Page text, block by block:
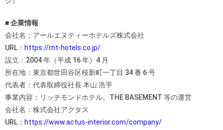
■ 企業情報
会社名：アールエヌティーホテルズ株式会社
URL： https://rnt-hotels.co.jp/
設立：2004 年（平成 16 年）4 月
所在地：東京都世田谷区桜新町一丁目 34 番 6 号
代表者：代表取締役社長 本山 浩平
事業内容：リッチモンドホテル、THE BASEMENT 等の運営
会社名：株式会社アクタス
URL： https://www.actus-interior.com/company/